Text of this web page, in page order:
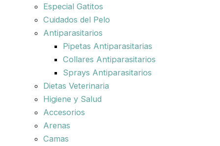
Especial Gatitos
Cuidados del Pelo
Antiparasitarios
Pipetas Antiparasitarias
Collares Antiparasitarios
Sprays Antiparasitarios
Dietas Veterinaria
Higiene y Salud
Accesorios
Arenas
Camas